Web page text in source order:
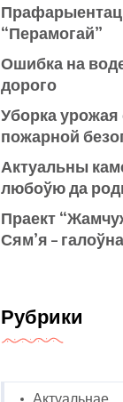
“Перамогай”
Ошибка на
дорого
Уборка урожая
пожарной
Актуальны
любоўю да
Праект
Сям’я –
Рубрики